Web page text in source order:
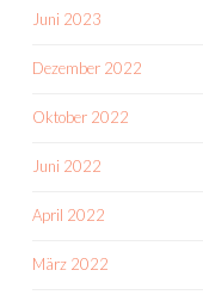
Juni 2023
Dezember 2022
Oktober 2022
Juni 2022
April 2022
März 2022